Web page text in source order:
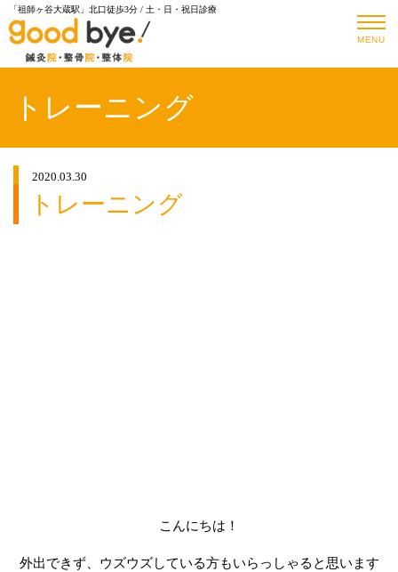
「祖師ヶ谷大蔵駅」北口徒歩3分 / 土・日・祝日診療
MENU
トレーニング
2020.03.30
トレーニング
こんにちは！
外出できず、ウズウズしている方もいらっしゃると思います